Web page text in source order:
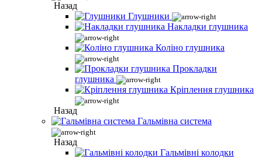
Назад
Глушники
Накладки глушника
Коліно глушника
Прокладки
глушника
Кріплення глушника
Назад
Гальмівна система
Назад
Гальмівні колодки